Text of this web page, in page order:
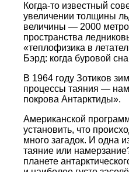
Когда-то известный
увеличении толщины
величины — 2000
пространства
«теплофизика в
Бэрд: когда буровой
В 1964 году Зотиков
процессы таяния —
покрова Антарктиды».
Американской
установить, что
много загадок. И одна
таяние или
планете